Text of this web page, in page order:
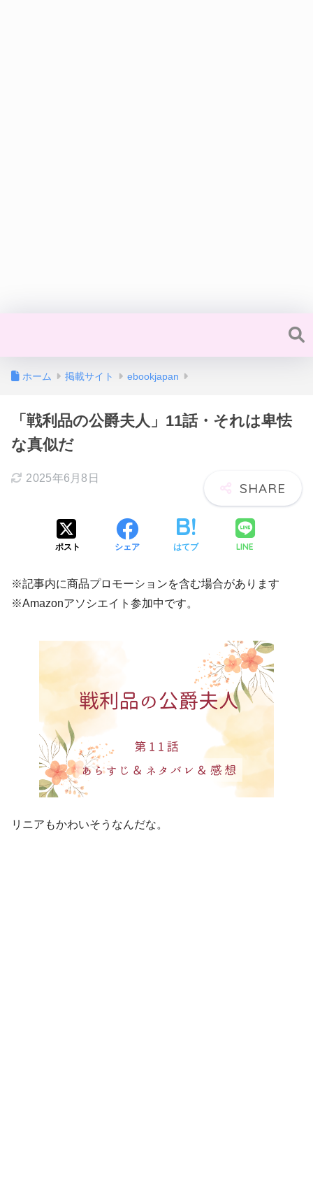
ホーム 掲載サイト ebookjapan
「戦利品の公爵夫人」11話・それは卑怯
な真似だ
2025年6月8日
ポスト シェア はてブ LINE
※記事内に商品プロモーションを含む場合があります
※Amazonアソシエイト参加中です。
リニアもかわいそうなんだな。